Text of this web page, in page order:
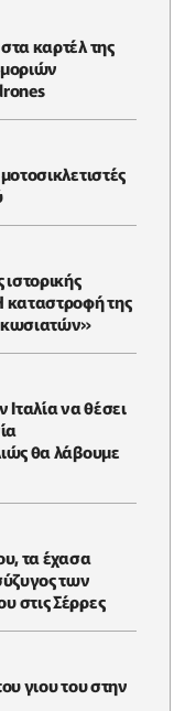
καρτέλ της
καταστροφή της
να θέσει
θα λάβουμε
τα έχασα
των
στις Σέρρες
γιου του στην